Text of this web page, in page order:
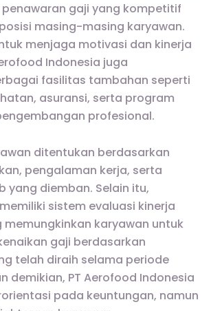
gaji yang kompetitif
masing-masing karyawan.
menjaga motivasi dan kinerja
Indonesia juga
fasilitas tambahan seperti
asuransi, serta program
profesional.
ditentukan berdasarkan
pengalaman kerja, serta
yang diemban. Selain itu,
sistem evaluasi kinerja
memungkinkan karyawan untuk
gaji berdasarkan
telah diraih selama periode
demikian, PT Aerofood Indonesia
pada keuntungan, namun